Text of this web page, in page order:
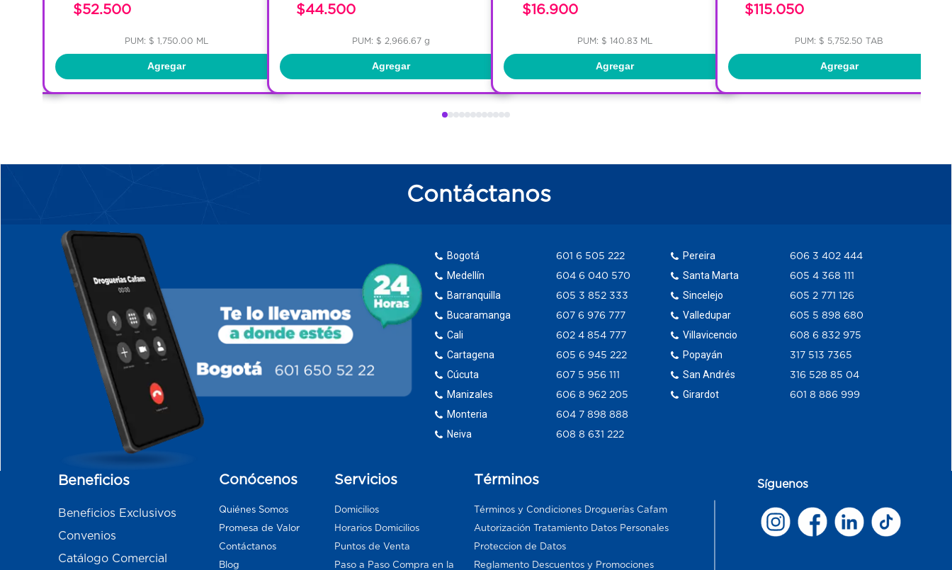
$52.500
PUM: $ 1,750.00 ML
Agregar
$44.500
PUM: $ 2,966.67 g
Agregar
$16.900
PUM: $ 140.83 ML
Agregar
$115.050
PUM: $ 5,752.50 TAB
Agregar
Contáctanos
Bogotá
Medellín
Barranquilla
Bucaramanga
Cali
Cartagena
Cúcuta
Manizales
Monteria
Neiva
601 6 505 222
604 6 040 570
605 3 852 333
607 6 976 777
602 4 854 777
605 6 945 222
607 5 956 111
606 8 962 205
604 7 898 888
608 8 631 222
Pereira
Santa Marta
Sincelejo
Valledupar
Villavicencio
Popayán
San Andrés
Girardot
606 3 402 444
605 4 368 111
605 2 771 126
605 5 898 680
608 6 832 975
317 513 7365
316 528 85 04
601 8 886 999
Beneficios
Beneficios Exclusivos
Convenios
Catálogo Comercial
Conócenos
Quiénes Somos
Promesa de Valor
Contáctanos
Blog
Servicios
Domicilios
Horarios Domicilios
Puntos de Venta
Paso a Paso Compra en la
Términos
Términos y Condiciones Droguerías Cafam
Autorización Tratamiento Datos Personales
Proteccion de Datos
Reglamento Descuentos y Promociones
Síguenos